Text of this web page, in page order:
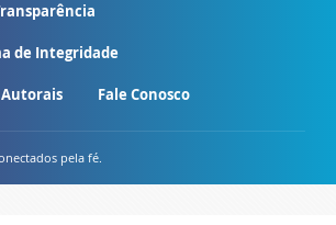
de Integridade
Fale Conosco
pela fé.